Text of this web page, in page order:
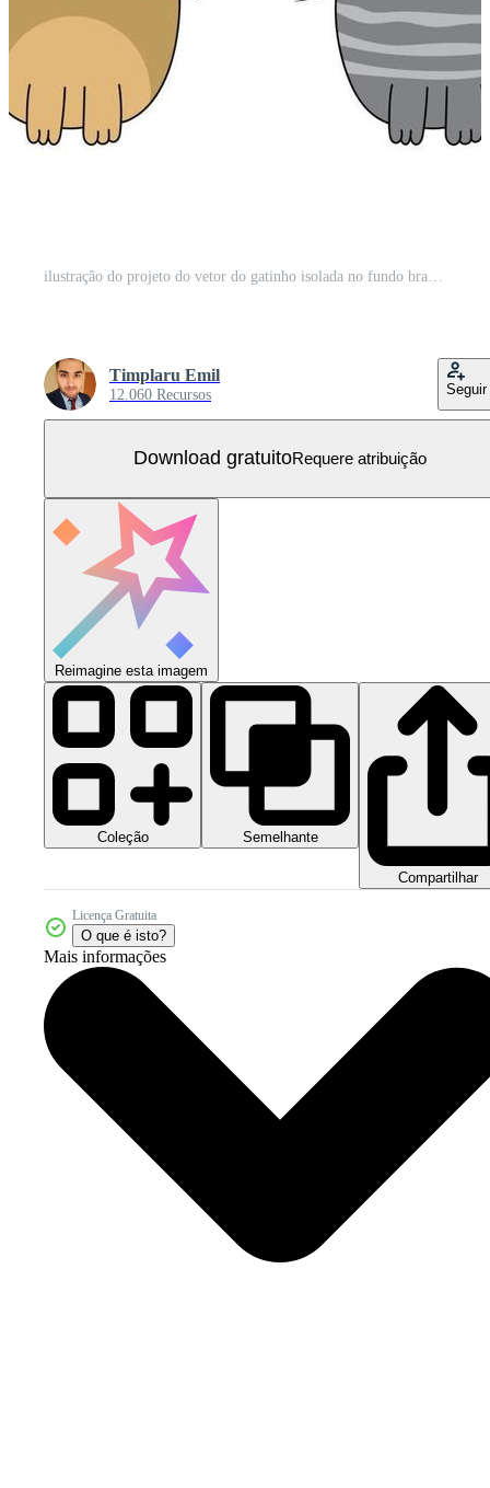
Timplaru Emil
12.060 Recursos Seguir
Download gratuitoRequere atribuição
Reimagine esta imagem
Coleção Semelhante
Compartilhar
Licença Gratuita
O que é isto?
Mais informações